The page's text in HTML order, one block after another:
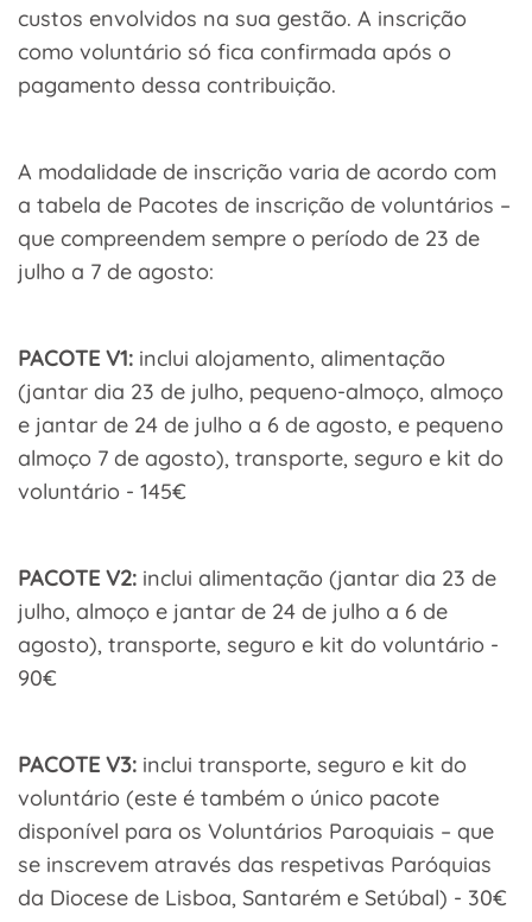
custos envolvidos na sua gestão. A inscrição
como voluntário só fica confirmada após o
pagamento dessa contribuição.
A modalidade de inscrição varia de acordo com
a tabela de Pacotes de inscrição de voluntários –
que compreendem sempre o período de 23 de
julho a 7 de agosto:
PACOTE V1: inclui alojamento, alimentação
(jantar dia 23 de julho, pequeno-almoço, almoço
e jantar de 24 de julho a 6 de agosto, e pequeno
almoço 7 de agosto), transporte, seguro e kit do
voluntário - 145€
PACOTE V2: inclui alimentação (jantar dia 23 de
julho, almoço e jantar de 24 de julho a 6 de
agosto), transporte, seguro e kit do voluntário -
90€
PACOTE V3: inclui transporte, seguro e kit do
voluntário (este é também o único pacote
disponível para os Voluntários Paroquiais – que
se inscrevem através das respetivas Paróquias
da Diocese de Lisboa, Santarém e Setúbal) - 30€